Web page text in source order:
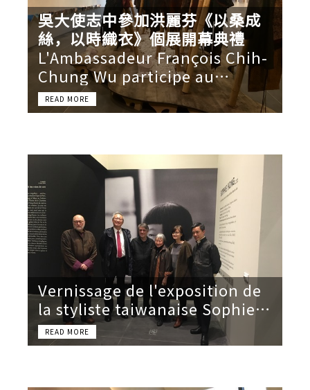
吳大使志中參加洪麗芬《以桑成
絲，以時織衣》個展開幕典禮
L'Ambassadeur François Chih-
Chung Wu participe au
vernissage de l'exposition
intitulée «Des feuilles du
de soie» de la styliste Sophie
Vernissage de l'exposition de
la styliste taiwanaise Sophie
Hong à Roubaix